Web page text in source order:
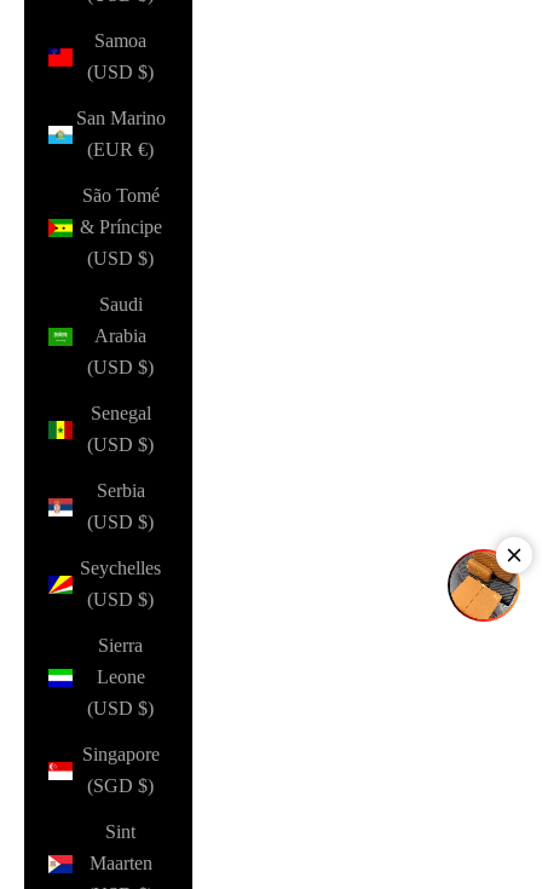
Samoa
(USD $)
San Marino
(EUR €)
São Tomé
& Príncipe
(USD $)
Saudi
Arabia
(USD $)
Senegal
(USD $)
Serbia
(USD $)
Seychelles
(USD $)
Sierra
Leone
(USD $)
Singapore
(SGD $)
Sint
Maarten